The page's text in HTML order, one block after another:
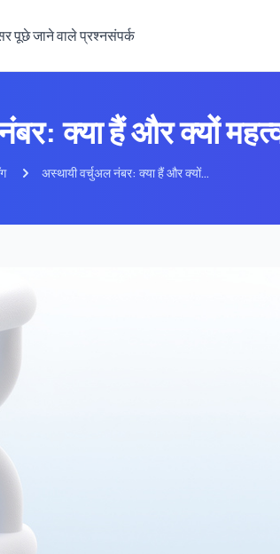
पूछे जाने वाले प्रश्नसंपर्क
क्या हैं और क्यों
अस्थायी वर्चुअल नंबर: क्या हैं और क्यों